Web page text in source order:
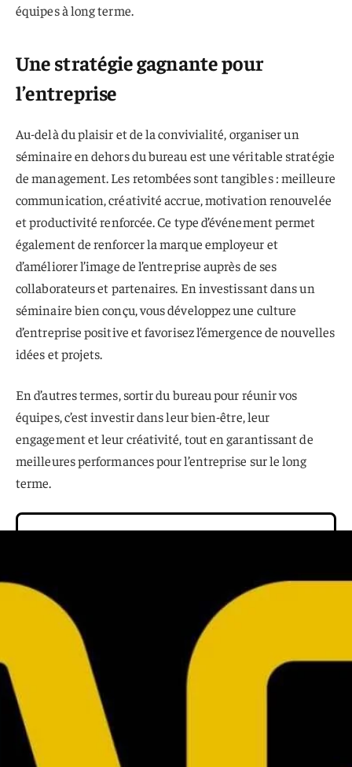
équipes à long terme.
Une stratégie gagnante pour
l’entreprise
Au-delà du plaisir et de la convivialité, organiser un
séminaire en dehors du bureau est une véritable stratégie
de management. Les retombées sont tangibles : meilleure
communication, créativité accrue, motivation renouvelée
et productivité renforcée. Ce type d’événement permet
également de renforcer la marque employeur et
d’améliorer l’image de l’entreprise auprès de ses
collaborateurs et partenaires. En investissant dans un
séminaire bien conçu, vous développez une culture
d’entreprise positive et favorisez l’émergence de nouvelles
idées et projets.
En d’autres termes, sortir du bureau pour réunir vos
équipes, c’est investir dans leur bien-être, leur
engagement et leur créativité, tout en garantissant de
meilleures performances pour l’entreprise sur le long
terme.